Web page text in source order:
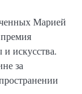
Марией
искусства.
за